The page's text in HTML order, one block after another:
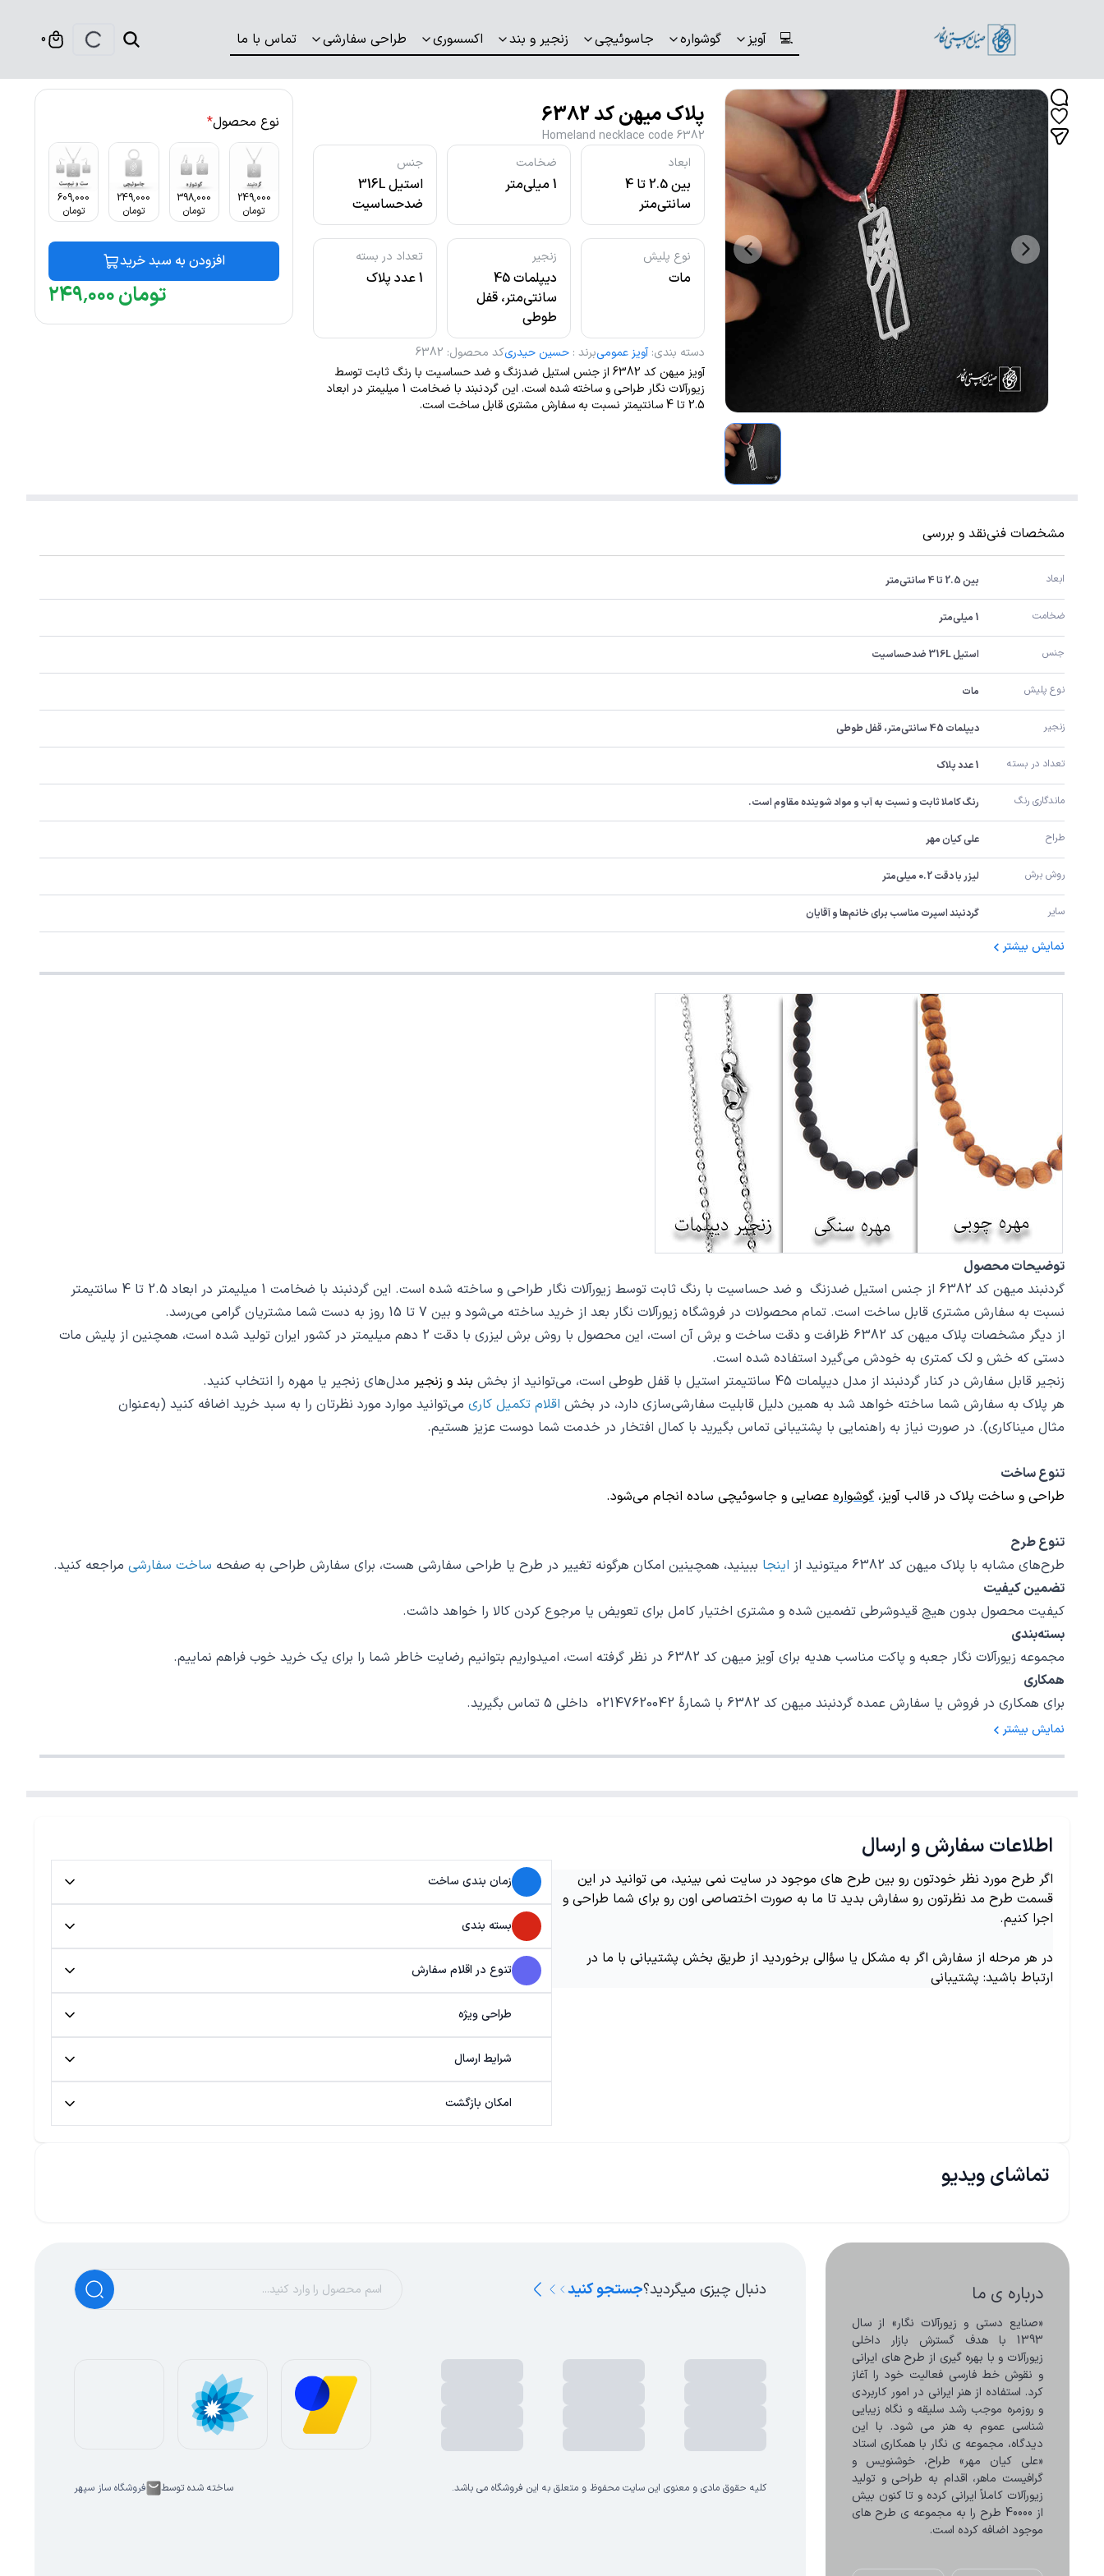
💻 آویز گوشواره جاسوئیچی زنجیر و بند اکسسوری طراحی سفارشی تماس با ما 0
پلاک میهن کد 6382
Homeland necklace code 6382
ابعاد
بین 2.5 تا 4
سانتی‌متر
ضخامت
1 میلی‌متر
جنس
استیل 316L
ضدحساسیت
نوع پلیش
مات
زنجیر
دیپلمات 45
سانتی‌متر، قفل
طوطی
تعداد در بسته
1 عدد پلاک
دسته بندی: آویز عمومیبرند : حسین حیدریکد محصول:
6382
آویز میهن کد 6382 از جنس استیل ضدزنگ و ضد حساسیت با رنگ ثابت توسط
زیورآلات نگار طراحی و ساخته شده است. این گردنبند با ضخامت 1 میلیمتر در ابعاد
2.5 تا 4 سانتیمتر نسبت به سفارش مشتری قابل ساخت است.
نوع محصول*
249,000
تومان
398,000
تومان
249,000
تومان
609,000
تومان
افزودن به سبد خرید
۲۴۹٬۰۰۰تومان
مشخصات فنینقد و بررسی
ابعاد بین 2.5 تا 4 سانتی‌متر
ضخامت 1 میلی‌متر
جنس استیل 316L ضدحساسیت
نوع پلیش مات
زنجیر دیپلمات 45 سانتی‌متر، قفل طوطی
تعداد در بسته 1 عدد پلاک
ماندگاری رنگ رنگ کاملا ثابت و نسبت به آب و مواد شوینده مقاوم است.
طراح علی کیان مهر
روش برش لیزر با دقت 0.2 میلی‌متر
سایر گردنبند اسپرت مناسب برای خانم‌ها و آقایان
نمایش بیشتر
توضیحات محصول
گردنبند میهن کد 6382 از جنس استیل ضدزنگ و ضد حساسیت با رنگ ثابت توسط زیورآلات نگار طراحی و ساخته شده است. این گردنبند با ضخامت 1 میلیمتر در ابعاد 2.5 تا 4 سانتیمتر
نسبت به سفارش مشتری قابل ساخت است. تمام محصولات در فروشگاه زیورآلات نگار بعد از خرید ساخته می‌شود و بین 7 تا 15 روز به دست شما مشتریان گرامی می‌رسد.
از دیگر مشخصات پلاک میهن کد 6382 ظرافت و دقت ساخت و برش آن است، این محصول با روش برش لیزری با دقت 2 دهم میلیمتر در کشور ایران تولید شده است، همچنین از پلیش مات
دستی که خش و لک کمتری به خودش می‌گیرد استفاده شده است.
زنجیر قابل سفارش در کنار گردنبند از مدل دیپلمات 45 سانتیمتر استیل با قفل طوطی است، می‌توانید از بخش
بند و زنجیر مدل‌های زنجیر یا مهره را انتخاب کنید.
هر پلاک به سفارش شما ساخته خواهد شد به همین دلیل قابلیت سفارشی‌سازی دارد، در بخش اقلام تکمیل کاری می‌توانید موارد مورد نظرتان را به سبد خرید اضافه کنید (به‌عنوان‌
مثال میناکاری). در صورت نیاز به راهنمایی با پشتیبانی تماس بگیرید با کمال افتخار در خدمت شما دوست عزیز هستیم.
تنوع ساخت
طراحی و ساخت پلاک در قالب آویز، گوشواره عصایی و جاسوئیچی ساده انجام می‌شود.
تنوع طرح
طرح‌های مشابه با پلاک میهن کد 6382 میتونید از
اینجا ببینید، همچینین امکان هرگونه تغییر در طرح یا طراحی سفارشی هست، برای سفارش طراحی به صفحه ساخت سفارشی مراجعه کنید.
تضمین کیفیت
کیفیت محصول بدون هیچ قیدوشرطی تضمین شده و مشتری اختیار کامل برای تعویض یا مرجوع کردن کالا را خواهد داشت.
بسته‌بندی
مجموعه زیورآلات نگار جعبه و پاکت مناسب هدیه برای آویز میهن کد 6382 در نظر گرفته است، امیدواریم بتوانیم رضایت خاطر شما را برای یک خرید خوب فراهم نماییم.
همکاری
برای همکاری در فروش یا سفارش عمده گردنبند میهن کد 6382 با شمارهٔ 02147620042 داخلی 5 تماس بگیرید.
نمایش بیشتر
اطلاعات سفارش و ارسال
اگر طرح مورد نظر خودتون رو بین طرح های موجود در سایت نمی بینید، می توانید در این
قسمت طرح مد نظرتون رو سفارش بدید تا ما به صورت اختصاصی اون رو برای شما طراحی و
اجرا کنیم.
در هر مرحله از سفارش اگر به مشکل یا سؤالی برخوردید از طریق بخش پشتیبانی با ما در
ارتباط باشید: پشتیبانی
زمان بندی ساخت
بسته بندی
تنوع در اقلام سفارش
طراحی ویژه
شرایط ارسال
امکان بازگشت
تماشای ویدیو
درباره ی ما
موجود اضافه کرده است.
دنبال چیزی میگردید؟جستجو کنید
کلیه حقوق مادی و معنوی این سایت محفوظ و متعلق به این فروشگاه می باشد. ساخته شده توسط فروشگاه ساز سپهر